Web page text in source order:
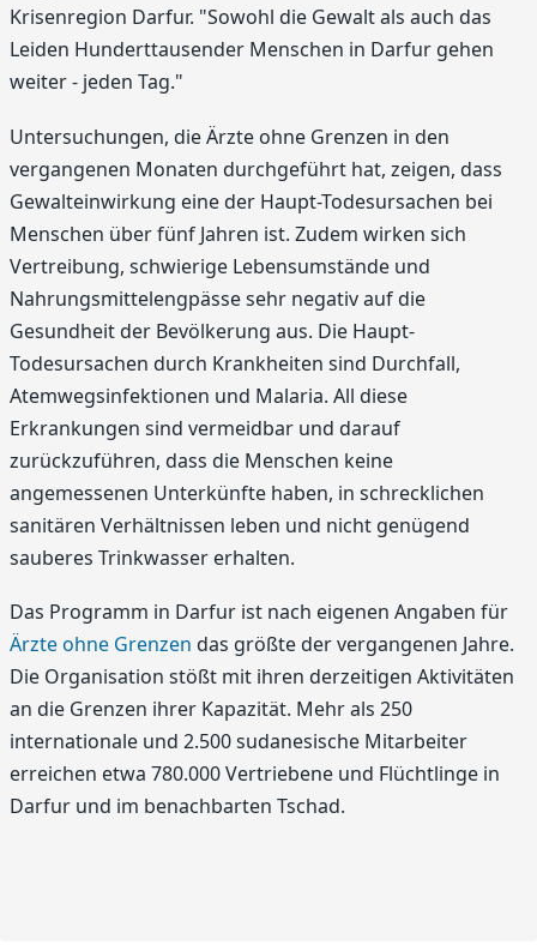
Krisenregion Darfur. "Sowohl die Gewalt als auch das
Leiden Hunderttausender Menschen in Darfur gehen
weiter - jeden Tag."
Untersuchungen, die Ärzte ohne Grenzen in den
vergangenen Monaten durchgeführt hat, zeigen, dass
Gewalteinwirkung eine der Haupt-Todesursachen bei
Menschen über fünf Jahren ist. Zudem wirken sich
Vertreibung, schwierige Lebensumstände und
Nahrungsmittelengpässe sehr negativ auf die
Gesundheit der Bevölkerung aus. Die Haupt-
Todesursachen durch Krankheiten sind Durchfall,
Atemwegsinfektionen und Malaria. All diese
Erkrankungen sind vermeidbar und darauf
zurückzuführen, dass die Menschen keine
angemessenen Unterkünfte haben, in schrecklichen
sanitären Verhältnissen leben und nicht genügend
sauberes Trinkwasser erhalten.
Das Programm in Darfur ist nach eigenen Angaben für
Ärzte ohne Grenzen das größte der vergangenen Jahre.
Die Organisation stößt mit ihren derzeitigen Aktivitäten
an die Grenzen ihrer Kapazität. Mehr als 250
internationale und 2.500 sudanesische Mitarbeiter
erreichen etwa 780.000 Vertriebene und Flüchtlinge in
Darfur und im benachbarten Tschad.